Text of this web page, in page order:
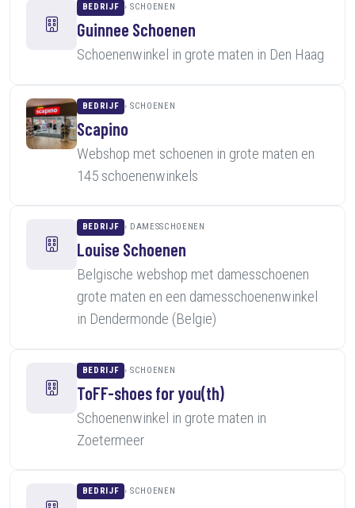
BEDRIJF SCHOENEN
Guinnee Schoenen
Schoenenwinkel in grote maten in Den Haag
BEDRIJF SCHOENEN
Scapino
Webshop met schoenen in grote maten en
145 schoenenwinkels
BEDRIJF DAMESSCHOENEN
Louise Schoenen
Belgische webshop met damesschoenen
grote maten en een damesschoenenwinkel
in Dendermonde (Belgie)
BEDRIJF SCHOENEN
ToFF-shoes for you(th)
Schoenenwinkel in grote maten in
Zoetermeer
BEDRIJF SCHOENEN